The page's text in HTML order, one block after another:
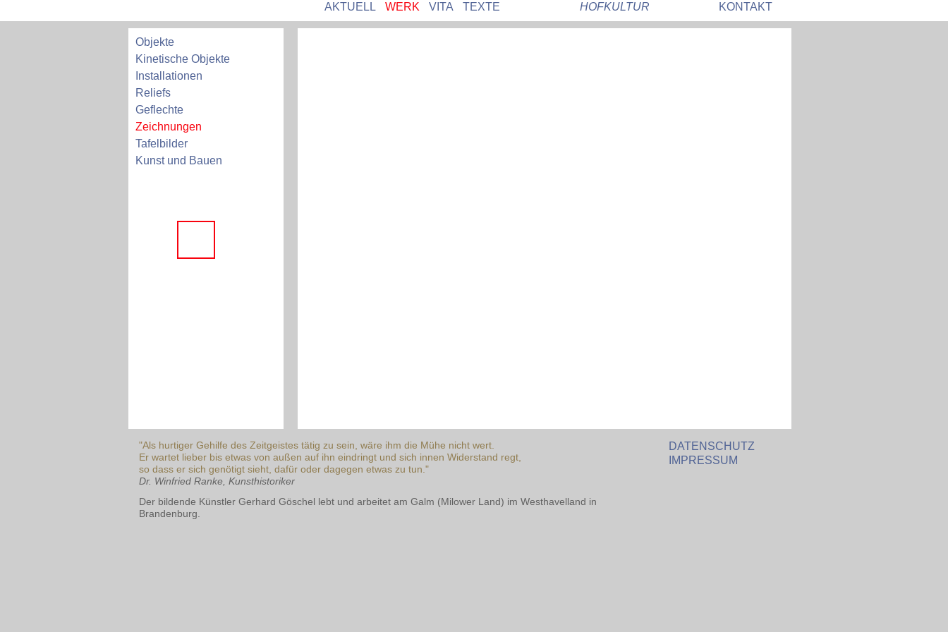
AKTUELL WERK VITA TEXTE HOFKULTUR KONTAKT
Objekte
Kinetische Objekte
Installationen
Reliefs
Geflechte
Zeichnungen
Tafelbilder
Kunst und Bauen
"Als hurtiger Gehilfe des Zeitgeistes tätig zu sein, wäre ihm die Mühe nicht wert.
Er wartet lieber bis etwas von außen auf ihn eindringt und sich innen Widerstand regt,
so dass er sich genötigt sieht, dafür oder dagegen etwas zu tun."
Dr. Winfried Ranke, Kunsthistoriker
Der bildende Künstler Gerhard Göschel lebt und arbeitet am Galm (Milower Land) im Westhavelland in
Brandenburg.
DATENSCHUTZ
IMPRESSUM